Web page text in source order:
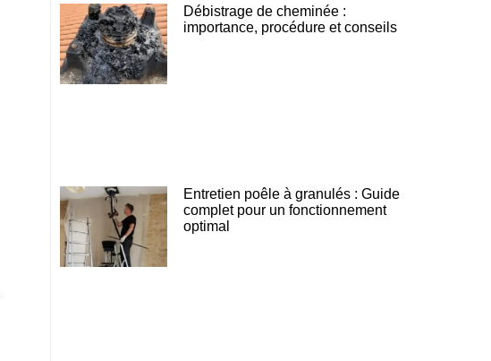
Débistrage de cheminée :
importance, procédure et conseils
Entretien poêle à granulés : Guide
complet pour un fonctionnement
optimal